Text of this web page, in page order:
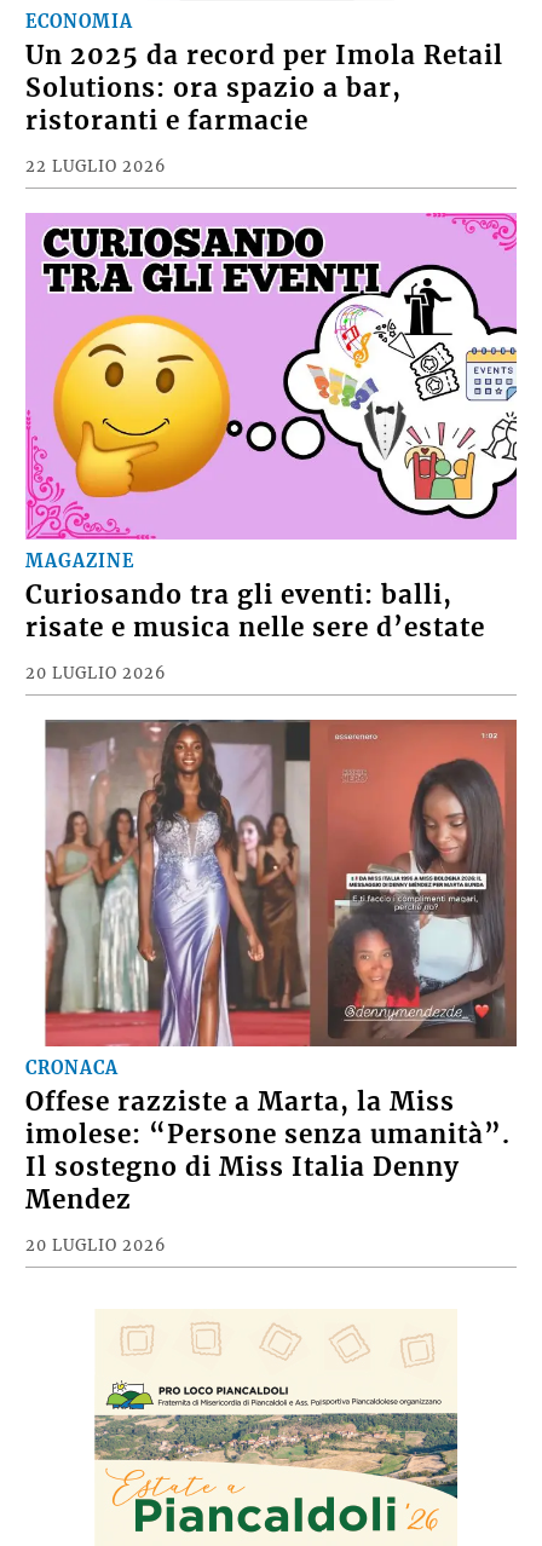
ECONOMIA
Un 2025 da record per Imola Retail
Solutions: ora spazio a bar,
ristoranti e farmacie
22 LUGLIO 2026
MAGAZINE
Curiosando tra gli eventi: balli,
risate e musica nelle sere d’estate
20 LUGLIO 2026
CRONACA
Offese razziste a Marta, la Miss
imolese: “Persone senza umanità”.
Il sostegno di Miss Italia Denny
Mendez
20 LUGLIO 2026